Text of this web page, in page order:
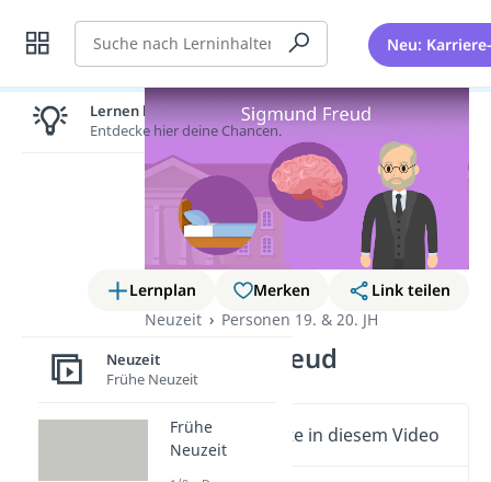
Suche Neu:
Lernplan Merken
Link teilen
Neuzeit
Personen 19. & 20. JH
Sigmund Freud
Wichtige Inhalte in diesem Video
Lernen lohnt sich!
Entdecke hier deine Chancen.
Neuzeit
Frühe Neuzeit
Frühe
Neuzeit